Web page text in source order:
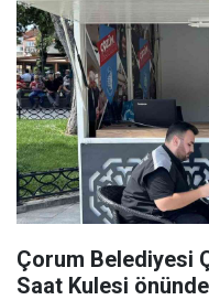
Çorum Belediyesi
Saat Kulesi